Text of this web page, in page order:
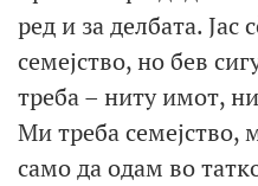
ред и за делбата. Јас
семејство, но бев
треба – ниту имот,
Ми треба семејство,
само да одам во